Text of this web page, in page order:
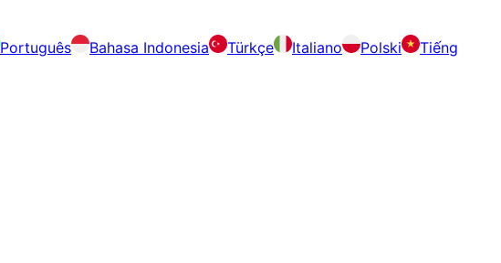
Português Bahasa Indonesia Türkçe Italiano Polski
Tiếng